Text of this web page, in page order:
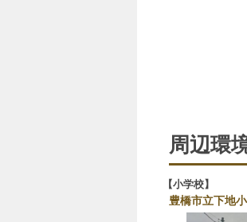
周辺環
小学校
豊橋市立下地